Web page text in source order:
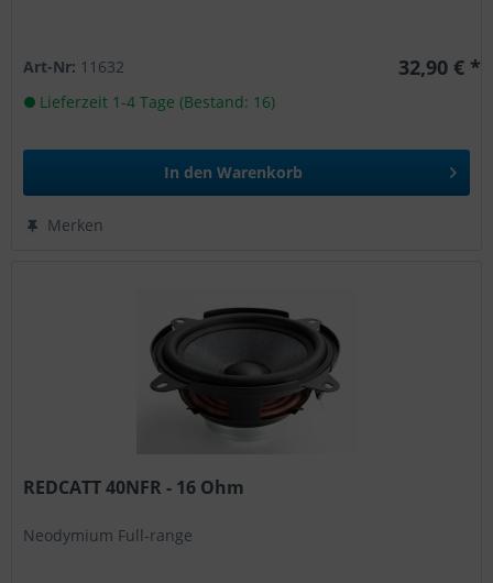
Art-Nr: 11632 32,90 € *
Lieferzeit 1-4 Tage (Bestand: 16)
In den Warenkorb
Merken
REDCATT 40NFR - 16 Ohm
Neodymium Full-range